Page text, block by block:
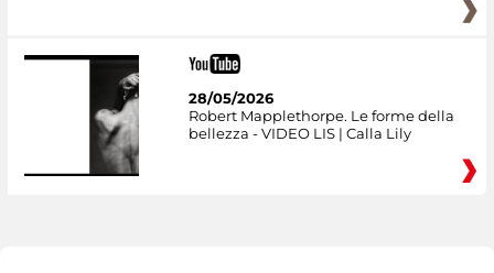
28/05/2026
Robert Mapplethorpe. Le forme della
bellezza - VIDEO LIS | Calla Lily